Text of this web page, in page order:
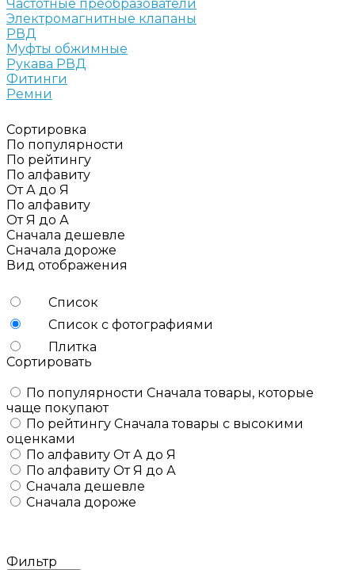
Частотные преобразователи
Электромагнитные клапаны
РВД
Муфты обжимные
Рукава РВД
Фитинги
Ремни
Сортировка
По популярности
По рейтингу
По алфавиту
От А до Я
По алфавиту
От Я до А
Сначала дешевле
Сначала дороже
Вид отображения
Список
Список с фотографиями
Плитка
Сортировать
По популярности Сначала товары, которые
чаще покупают
По рейтингу Сначала товары с высокими
оценками
По алфавиту От А до Я
По алфавиту От Я до А
Сначала дешевле
Сначала дороже
Фильтр